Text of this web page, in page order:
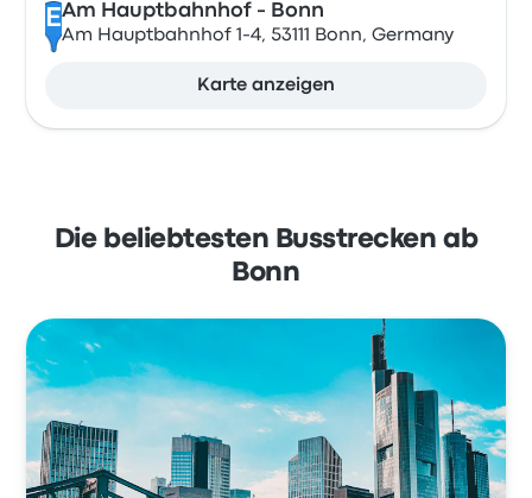
EAm Hauptbahnhof - Bonn
Am Hauptbahnhof 1-4, 53111 Bonn, Germany
Karte anzeigen
Die beliebtesten Busstrecken ab
Bonn